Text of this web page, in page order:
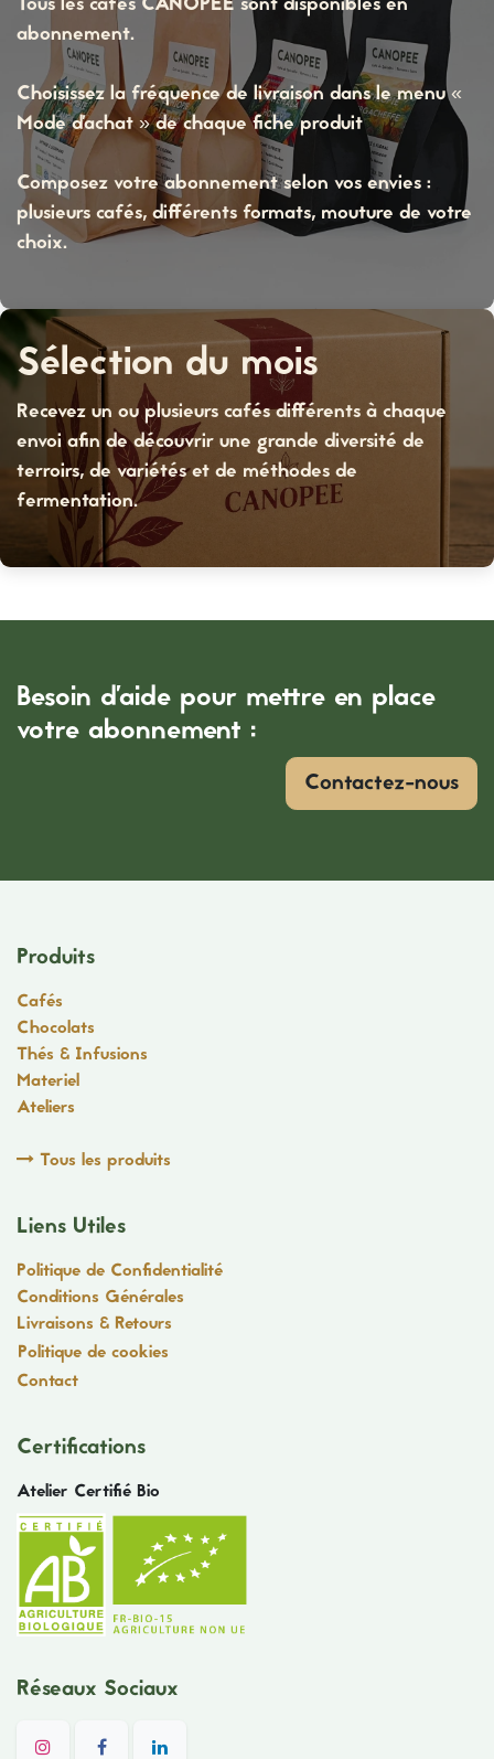
abonnement.
Choisissez la fréquence de livraison dans le menu «
Mode d'achat » de chaque fiche produit
Composez votre abonnement selon vos envies :
plusieurs cafés, différents formats, mouture de votre
choix.
Sélection du mois
Recevezun ou plusieurs cafés différentsà chaque
envoi afin de découvrir une grande diversité de
terroirs, de variétés et de méthodes de
fermentation.
Besoin d'aide pour mettre en place
votre abonnement :
Contactez-nous
Produits
Cafés
Chocolats
Thés & Infusions
Materiel
Ateliers
Tous les produits
Liens Utiles
Politique de Confidentialité
Conditions Générales
Livraisons & Retours
Politique de cookies
Contact
Certifications
Atelier Certifié Bio
Réseaux Sociaux